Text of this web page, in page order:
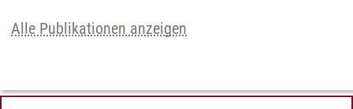
Alle Publikationen anzeigen